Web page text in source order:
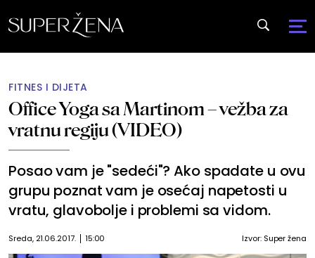
FITNES I DIJETA
Office Yoga sa Martinom – vežba za
vratnu regiju (VIDEO)
Posao vam je "sedeći"? Ako spadate u ovu
grupu poznat vam je osećaj napetosti u
vratu, glavobolje i problemi sa vidom.
Sreda, 21.06.2017. 15:00 Izvor: Super žena